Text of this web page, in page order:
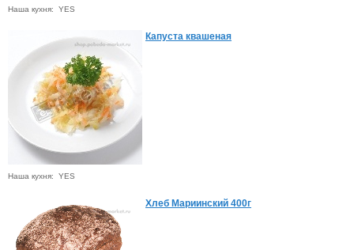
Наша кухня: YES
Капуста квашеная
Наша кухня: YES
Хлеб Мариинский 400г